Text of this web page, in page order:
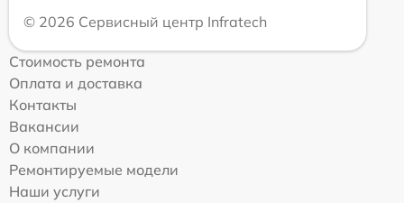
© 2026 Сервисный центр Infratech
Стоимость ремонта
Оплата и доставка
Контакты
Вакансии
О компании
Ремонтируемые модели
Наши услуги